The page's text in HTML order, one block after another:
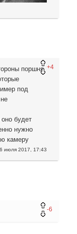
+4
поршня
под
будет
нужно
камеру
июля 2017, 17:43
-6